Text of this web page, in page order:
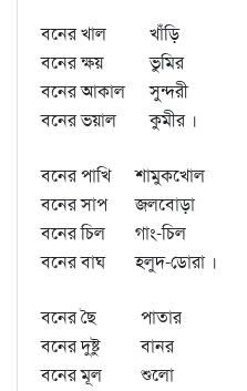
বনের খাল
খাঁড়ি
বনের ক্ষয়
ভুমির
বনের আকাল সুন্দরী
বনের ভয়াল
কুমীর ।
বনের পাখি শামুকখোল
বনের সাপ
জলবোড়া
বনের চিল
গাং-চিল
বনের বাঘ
হলুদ-ডোরা ।
বনের ছৈ
পাতার
বনের দুষ্টু
বানর
বনের মূল
শুলো